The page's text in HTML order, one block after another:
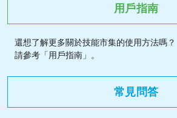
用戶指南
還想了解更多關於技能市集的使用方法嗎？
請參考「用戶指南」。
常見問答